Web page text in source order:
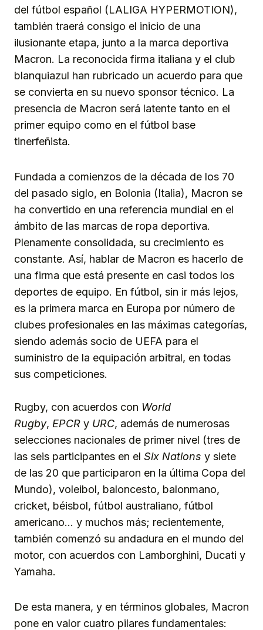
del fútbol español (LALIGA HYPERMOTION),
también traerá consigo el inicio de una
ilusionante etapa, junto a la marca deportiva
Macron. La reconocida firma italiana y el club
blanquiazul han rubricado un acuerdo para que
se convierta en su nuevo sponsor técnico. La
presencia de Macron será latente tanto en el
primer equipo como en el fútbol base
tinerfeñista.
Fundada a comienzos de la década de los 70
del pasado siglo, en Bolonia (Italia), Macron se
ha convertido en una referencia mundial en el
ámbito de las marcas de ropa deportiva.
Plenamente consolidada, su crecimiento es
constante. Así, hablar de Macron es hacerlo de
una firma que está presente en casi todos los
deportes de equipo. En fútbol, sin ir más lejos,
es la primera marca en Europa por número de
clubes profesionales en las máximas categorías,
siendo además socio de UEFA para el
suministro de la equipación arbitral, en todas
sus competiciones.
Rugby, con acuerdos con World
Rugby, EPCR y URC, además de numerosas
selecciones nacionales de primer nivel (tres de
las seis participantes en el Six Nations y siete
de las 20 que participaron en la última Copa del
Mundo), voleibol, baloncesto, balonmano,
cricket, béisbol, fútbol australiano, fútbol
americano… y muchos más; recientemente,
también comenzó su andadura en el mundo del
motor, con acuerdos con Lamborghini, Ducati y
Yamaha.
De esta manera, y en términos globales, Macron
pone en valor cuatro pilares fundamentales: